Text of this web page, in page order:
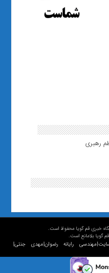
رهبری
خبری قم گویا محفوظ است.
گویا بلامانع است.
رایانه رضوان|مهدی جنتی|